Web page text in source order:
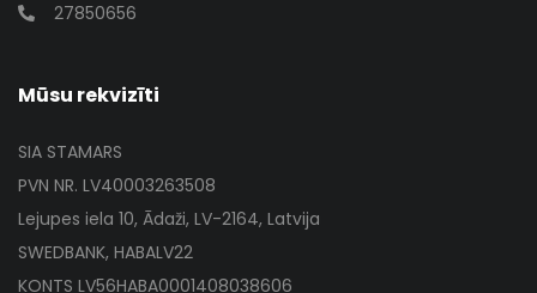
27850656
Mūsu rekvizīti
SIA STAMARS
PVN NR. LV40003263508
Lejupes iela 10, Ādaži, LV-2164, Latvija
SWEDBANK, HABALV22
KONTS LV56HABA0001408038606